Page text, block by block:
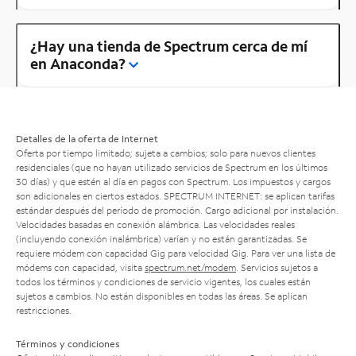
¿Hay una tienda de Spectrum cerca de mí
en Anaconda?
Detalles de la oferta de Internet
Oferta por tiempo limitado; sujeta a cambios; solo para nuevos clientes
residenciales (que no hayan utilizado servicios de Spectrum en los últimos
30 días) y que estén al día en pagos con Spectrum. Los impuestos y cargos
son adicionales en ciertos estados. SPECTRUM INTERNET: se aplican tarifas
estándar después del período de promoción. Cargo adicional por instalación.
Velocidades basadas en conexión alámbrica. Las velocidades reales
(incluyendo conexión inalámbrica) varían y no están garantizadas. Se
requiere módem con capacidad Gig para velocidad Gig. Para ver una lista de
módems con capacidad, visita spectrum.net/modem . Servicios sujetos a
todos los términos y condiciones de servicio vigentes, los cuales están
sujetos a cambios. No están disponibles en todas las áreas. Se aplican
restricciones.
Términos y condiciones